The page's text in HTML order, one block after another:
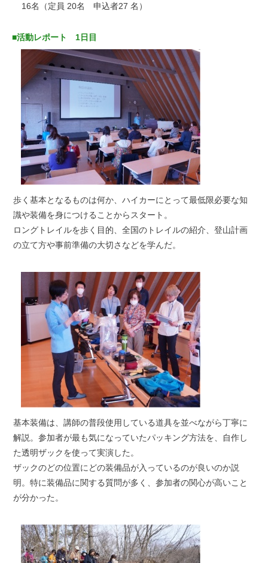
16名（定員 20名 申込者27 名）
■活動レポート 1日目
歩く基本となるものは何か、ハイカーにとって最低限必要な知
識や装備を身につけることからスタート。
ロングトレイルを歩く目的、全国のトレイルの紹介、登山計画
の立て方や事前準備の大切さなどを学んだ。
基本装備は、講師の普段使用している道具を並べながら丁寧に
解説。参加者が最も気になっていたパッキング方法を、自作し
た透明ザックを使って実演した。
ザックのどの位置にどの装備品が入っているのが良いのか説
明。特に装備品に関する質問が多く、参加者の関心が高いこと
が分かった。